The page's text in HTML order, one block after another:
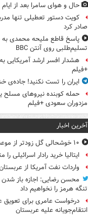
حال و هوای سامرا بعد از ایام
کویت دستور تعطیلی تنها
صادر کرد
پاسخ قاطع ملیحه محمدی
تسلیم‌طلبی روی آنتن BBC
هشدار افسر ارشد آمریکایی
+فیلم
ایران را تست نکنید! جاده‌ی
حمله کوبنده نیروهای مسلح
مزدوران سعودی +فیلم
آخرین اخبار
۱۰ خوشحالی گل زودتر از موعد
ایتالیا خرید رادار اسرائیلی
واردات نفت آمریکا از
محسن رضایی: اجازه باز
تنگه هرمز را نخواهیم داد
درخواست عامری برای تعویق
انتقام‌جویانه علیه عربستان